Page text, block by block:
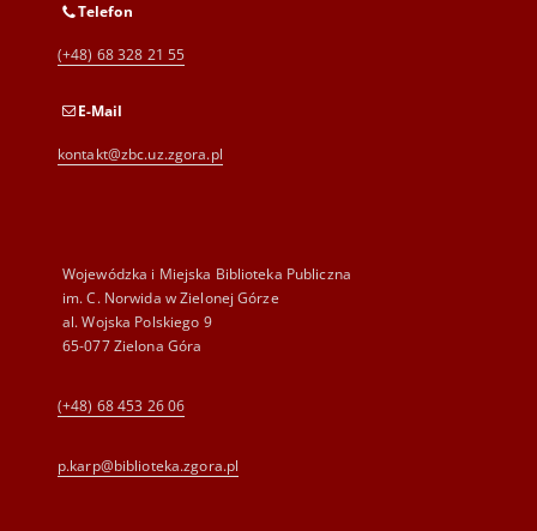
Telefon
(+48) 68 328 21 55
E-Mail
kontakt@zbc.uz.zgora.pl
Wojewódzka i Miejska Biblioteka Publiczna
im. C. Norwida w Zielonej Górze
al. Wojska Polskiego 9
65-077 Zielona Góra
(+48) 68 453 26 06
p.karp@biblioteka.zgora.pl